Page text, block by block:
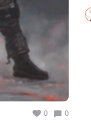
0 0